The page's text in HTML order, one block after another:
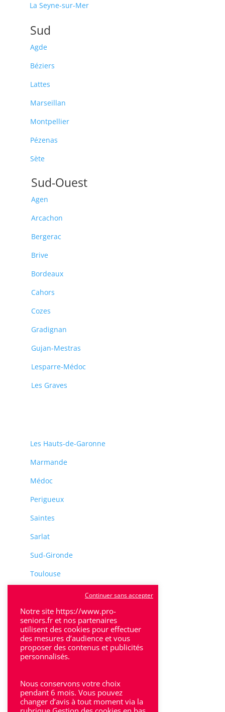
La Seyne-sur-Mer
Sud
Agde
Béziers
Lattes
Marseillan
Montpellier
Pézenas
Sète
Sud-Ouest
Agen
Arcachon
Bergerac
Brive
Bordeaux
Cahors
Cozes
Gradignan
Gujan-Mestras
Lesparre-Médoc
Les Graves
Les Hauts-de-Garonne
Marmande
Médoc
Perigueux
Saintes
Sarlat
Sud-Gironde
Toulouse
Villeneuve-Sur-Lot
Bron
Notre site https://www.pro-
seniors.fr et nos partenaires
utilisent des cookies pour effectuer
des mesures d’audience et vous
proposer des contenus et publicités
personnalisés.
Nous conservons votre choix
pendant 6 mois. Vous pouvez
changer d’avis à tout moment via la
Continuer sans accepter